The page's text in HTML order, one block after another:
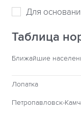
Для
Таблица
Ближайшие
Лопатка
Петропавловск-